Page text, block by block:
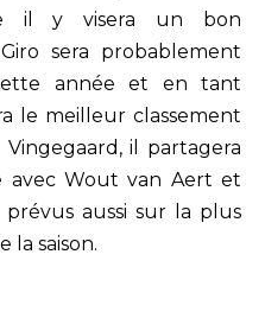
il y visera un bon
sera probablement
année et en tant
le meilleur classement
Vingegaard, il partagera
avec Wout van Aert et
aussi sur la plus
la saison.